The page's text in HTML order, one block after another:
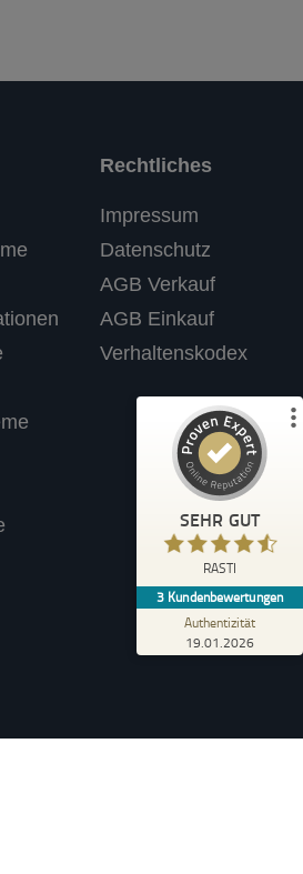
Rechtliches
Impressum
Datenschutz
AGB Verkauf
AGB Einkauf
Verhaltenskodex
SEHR GUT
RASTI
3 Kundenbewertungen
Authentizität
19.01.2026
RASTI
100
%
Empfehlungen auf
ProvenExpert.com
Bewertungen auf ProvenExpert.com
Erfahren Sie mehr über dieses Bewertungssiegel
Anonym
Supermarkt einen Fahrradständer mit
Werbetafel gekauft.